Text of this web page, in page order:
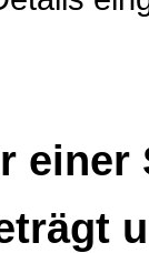
einer